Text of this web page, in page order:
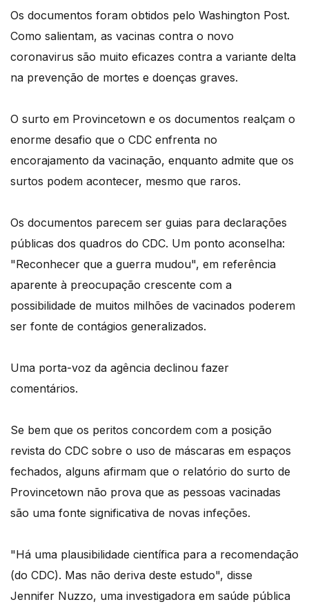
Os documentos foram obtidos pelo Washington Post.
Como salientam, as vacinas contra o novo
coronavirus são muito eficazes contra a variante delta
na prevenção de mortes e doenças graves.
O surto em Provincetown e os documentos realçam o
enorme desafio que o CDC enfrenta no
encorajamento da vacinação, enquanto admite que os
surtos podem acontecer, mesmo que raros.
Os documentos parecem ser guias para declarações
públicas dos quadros do CDC. Um ponto aconselha:
"Reconhecer que a guerra mudou", em referência
aparente à preocupação crescente com a
possibilidade de muitos milhões de vacinados poderem
ser fonte de contágios generalizados.
Uma porta-voz da agência declinou fazer
comentários.
Se bem que os peritos concordem com a posição
revista do CDC sobre o uso de máscaras em espaços
fechados, alguns afirmam que o relatório do surto de
Provincetown não prova que as pessoas vacinadas
são uma fonte significativa de novas infeções.
"Há uma plausibilidade científica para a recomendação
(do CDC). Mas não deriva deste estudo", disse
Jennifer Nuzzo, uma investigadora em saúde pública